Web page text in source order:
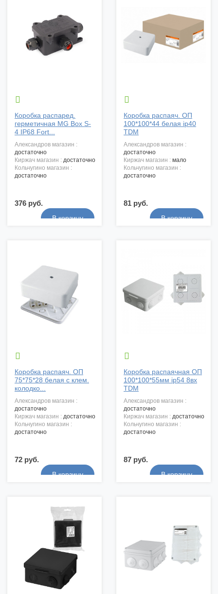

Коробка распаред.
герметичная MG Box S-
4 IP68 Fort...
александров магазин :
достаточно
киржач магазин : достаточно
кольчугино магазин :
достаточно
376 руб.

Коробка распаяч. ОП
100*100*44 белая ip40
TDM
александров магазин :
достаточно
киржач магазин : мало
кольчугино магазин :
достаточно
81 руб.

Коробка распаяч. ОП
75*75*28 белая с клем.
колодко...
александров магазин :
достаточно
киржач магазин : достаточно
кольчугино магазин :
достаточно
72 руб.

Коробка распаячная ОП
100*100*55мм ip54 8вх
TDM
александров магазин :
достаточно
киржач магазин : достаточно
кольчугино магазин :
достаточно
87 руб.